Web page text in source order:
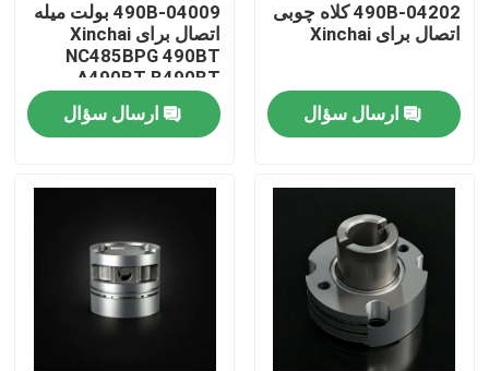
محصولات
ویدیو
درباره ما
490B-04202 کلاه چوبی
اتصال برای Xinchai
ارسال سؤال
490B-04009 بولت میله
اتصال برای Xinchai
NC485BPG 490BT
A490BT B490BT
C490BT
ارسال سؤال